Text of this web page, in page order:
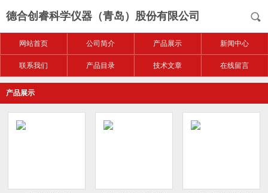
德合创睿科学仪器（青岛）股份有限公司
网站首页 公司简介 产品展示 新闻中心
联系我们 产品目录 技术文章 在线留言
产品展示